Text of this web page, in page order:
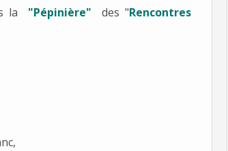
la "Pépinière" des "Rencontres